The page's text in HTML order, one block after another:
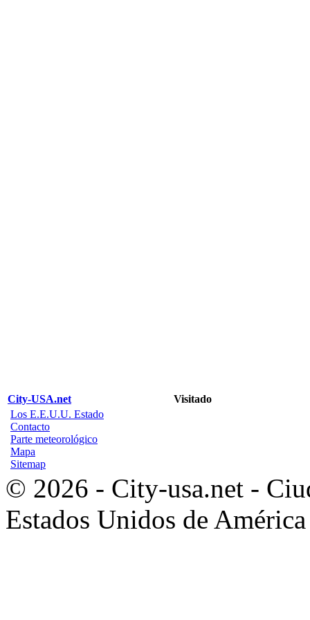
City-USA.net
Visitado
Los E.E.U.U. Estado
Contacto
Parte meteorológico
Mapa
Sitemap
© 2026 - City-usa.net -
Estados Unidos de América